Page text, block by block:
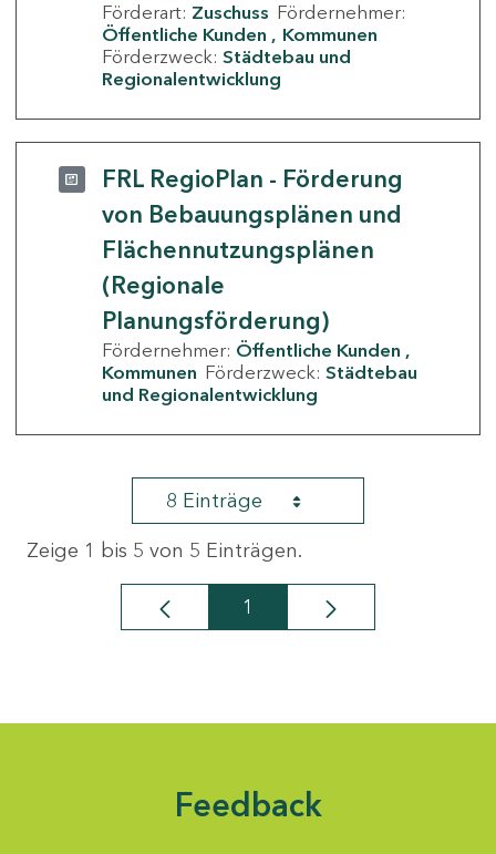
Förderart: Zuschuss Fördernehmer:
Öffentliche Kunden
Kommunen
Förderzweck: Städtebau und
Regionalentwicklung
FRL RegioPlan - Förderung
von Bebauungsplänen und
Flächennutzungsplänen
(Regionale
Planungsförderung)
Fördernehmer: Öffentliche Kunden
Kommunen Förderzweck: Städtebau
und Regionalentwicklung
8 Einträge
Zeige 1 bis 5 von 5 Einträgen.
Seite
1
Feedback